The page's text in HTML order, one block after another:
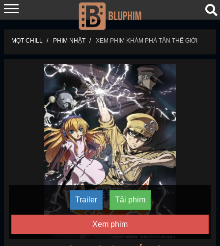
MỌT CHILL PHIM NHẬT XEM PHIM KHÁM PHÁ TÂN THẾ GIỚI
Trailer Tải phim
Xem phim